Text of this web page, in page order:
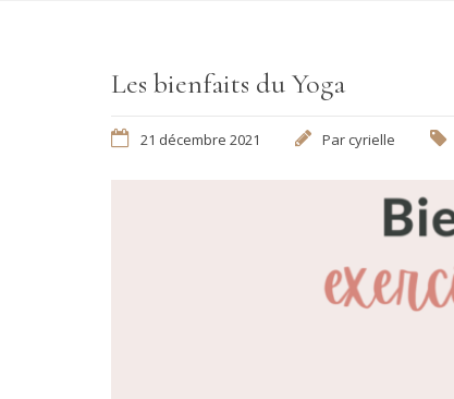
Les bienfaits du Yoga
21 décembre 2021 Par cyrielle